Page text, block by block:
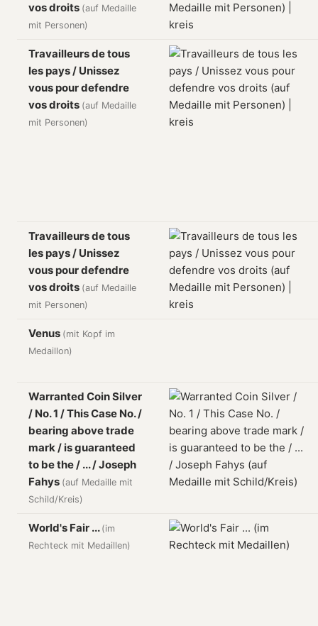
vos droits (auf Medaille
mit Personen)
Travailleurs de tous
les pays / Unissez
vous pour defendre
vos droits (auf Medaille
mit Personen)
Travailleurs de tous
les pays / Unissez
vous pour defendre
vos droits (auf Medaille
mit Personen)
Venus (mit Kopf im
Medaillon)
Warranted Coin Silver
/ No. 1 / This Case No. /
bearing above trade
mark / is guaranteed
to be the / ... / Joseph
Fahys (auf Medaille mit
Schild/Kreis)
World's Fair ... (im
Rechteck mit Medaillen)